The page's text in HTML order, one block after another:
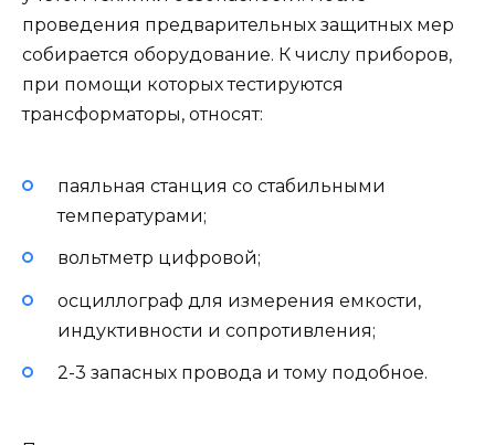
проведения предварительных защитных мер
собирается оборудование. К числу приборов,
при помощи которых тестируются
трансформаторы, относят:
паяльная станция со стабильными
температурами;
вольтметр цифровой;
осциллограф для измерения емкости,
индуктивности и сопротивления;
2-3 запасных провода и тому подобное.